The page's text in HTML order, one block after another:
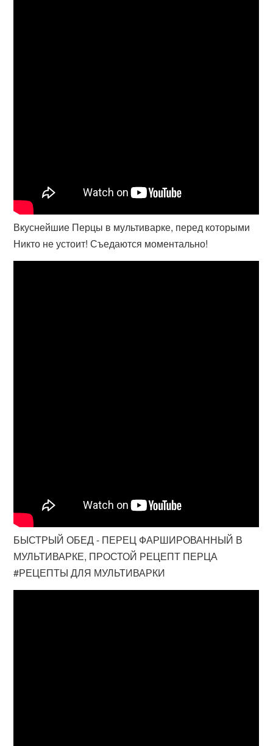
Вкуснейшие Перцы в мультиварке, перед которыми
Никто не устоит! Съедаются моментально!
БЫСТРЫЙ ОБЕД - ПЕРЕЦ ФАРШИРОВАННЫЙ В
МУЛЬТИВАРКЕ, ПРОСТОЙ РЕЦЕПТ ПЕРЦА
#РЕЦЕПТЫ ДЛЯ МУЛЬТИВАРКИ